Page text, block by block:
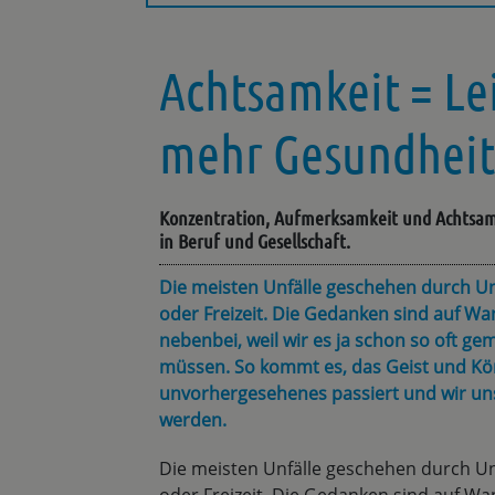
Achtsamkeit =
mehr
Konzentration, Aufmerksamkeit und
in Beruf und Gesellschaft.
Die meisten Unfälle geschehen durch
oder Freizeit. Die Gedanken sind auf
nebenbei, weil wir es ja schon so oft
müssen. So kommt es, das Geist und
unvorhergesehenes passiert und wir
werden.
Die meisten Unfälle geschehen durch